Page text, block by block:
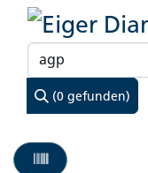
(0 gefunden)